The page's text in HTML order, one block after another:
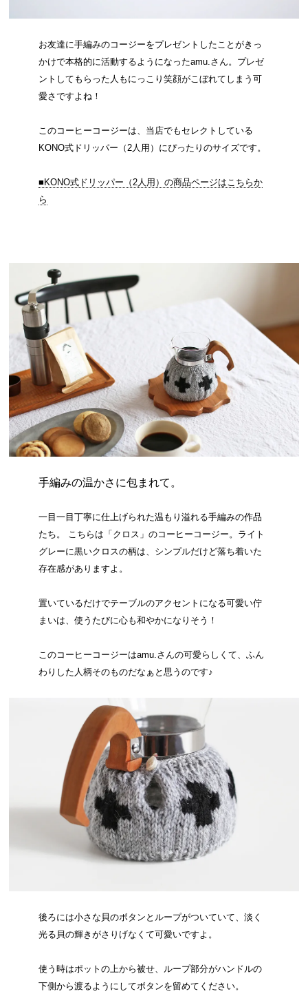
お友達に手編みのコージーをプレゼントしたことがきっ
かけで本格的に活動するようになったamu.さん。プレゼ
ントしてもらった人もにっこり笑顔がこぼれてしまう可
愛さですよね！
このコーヒーコージーは、当店でもセレクトしている
KONO式ドリッパー（2人用）にぴったりのサイズです。
■KONO式ドリッパー（2人用）の商品ページはこちらか
ら
手編みの温かさに包まれて。
一目一目丁寧に仕上げられた温もり溢れる手編みの作品
たち。 こちらは「クロス」のコーヒーコージー。ライト
グレーに黒いクロスの柄は、シンプルだけど落ち着いた
存在感がありますよ。
置いているだけでテーブルのアクセントになる可愛い佇
まいは、使うたびに心も和やかになりそう！
このコーヒーコージーはamu.さんの可愛らしくて、ふん
わりした人柄そのものだなぁと思うのです♪
後ろには小さな貝のボタンとループがついていて、淡く
光る貝の輝きがさりげなくて可愛いですよ。
使う時はポットの上から被せ、ループ部分がハンドルの
下側から渡るようにしてボタンを留めてください。